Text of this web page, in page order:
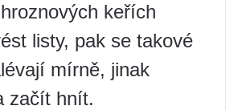
keřích
listy, pak se takové
mírně, jinak
začít hnít.